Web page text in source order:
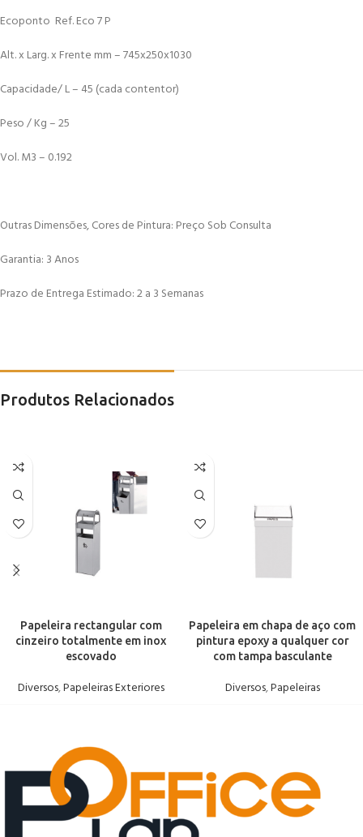
Ecoponto Ref. Eco 7 P
Alt. x Larg. x Frente mm – 745x250x1030
Capacidade/ L – 45 (cada contentor)
Peso / Kg – 25
Vol. M3 – 0.192
Outras Dimensões, Cores de Pintura: Preço Sob Consulta
Garantia: 3 Anos
Prazo de Entrega Estimado: 2 a 3 Semanas
Produtos Relacionados
Papeleira rectangular com
cinzeiro totalmente em inox
escovado
Diversos,Papeleiras Exteriores
Papeleira em chapa de aço com
pintura epoxy a qualquer cor
com tampa basculante
Diversos,Papeleiras